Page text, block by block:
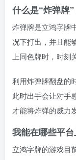
什么是“炸弹牌
炸弹牌是立鸿字牌
况下打出，并且能
上同色牌时，时刻
利用炸弹牌翻盘的
此时出手会让对手
才能将炸弹的威力
我能在哪些平
立鸿字牌的游戏目